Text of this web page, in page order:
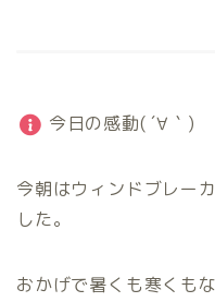
今日の感動( ´∀｀)
今朝はウィンドブレー
した。
おかげで暑くも寒くも